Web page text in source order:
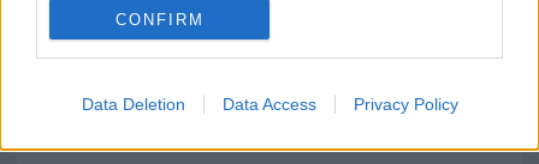
CONFIRM
Data Deletion Data Access Privacy Policy
Controlli rafforzati in Costa Smeralda, 20